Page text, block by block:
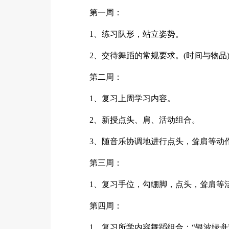
第一周：
1、练习队形，站立姿势。
2、交待舞蹈的常规要求。(时间与物品)
第二周：
1、复习上周学习内容。
2、新授点头、肩、活动组合。
3、随音乐协调地进行点头，耸肩等动
第三周：
1、复习手位，勾绷脚，点头，耸肩等
第四周：
1、复习所学内容舞蹈组合：“银波绿舟